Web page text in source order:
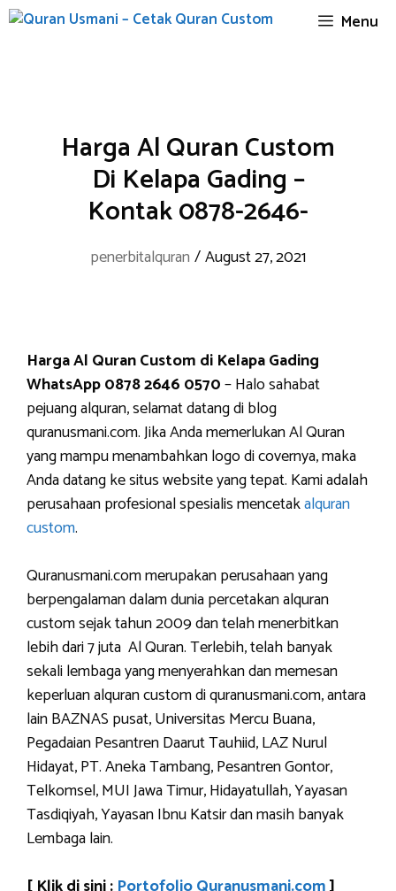
Skip
Menu
Harga Al Quran Custom
Di Kelapa Gading –
Kontak 0878-2646-
penerbitalquran /August 27, 2021
Harga Al Quran Custom di Kelapa Gading
WhatsApp 0878 2646 0570– Halo sahabat
pejuang alquran, selamat datang di blog
quranusmani.com. Jika Anda memerlukan Al Quran
yang mampu menambahkan logo di covernya, maka
Anda datang ke situs website yang tepat. Kami adalah
perusahaan profesional spesialis mencetakalquran
custom.
Quranusmani.com merupakan perusahaan yang
berpengalaman dalam dunia percetakan alquran
custom sejak tahun 2009 dan telah menerbitkan
lebih dari 7 juta Al Quran. Terlebih, telah banyak
sekali lembaga yang menyerahkan dan memesan
keperluan alquran custom di quranusmani.com, antara
lain BAZNAS pusat, Universitas Mercu Buana,
Pegadaian Pesantren Daarut Tauhiid, LAZ Nurul
Hidayat, PT. Aneka Tambang, Pesantren Gontor,
Telkomsel, MUI Jawa Timur, Hidayatullah, Yayasan
Tasdiqiyah, Yayasan Ibnu Katsir dan masih banyak
Lembaga lain.